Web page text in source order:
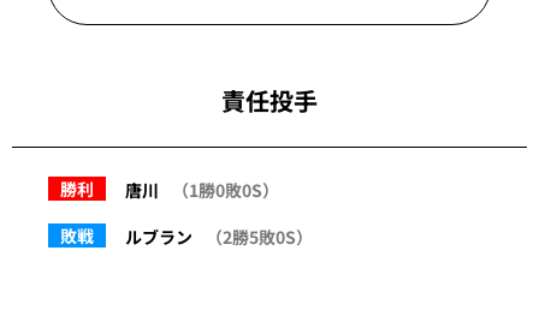
責任投手
勝利 唐川
（1勝0敗0S）
敗戦
ルブラン （2勝5敗0S）